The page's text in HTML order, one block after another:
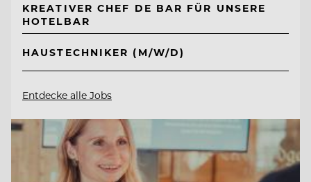
KREATIVER CHEF DE BAR FÜR UNSERE
HOTELBAR
HAUSTECHNIKER (M/W/D)
Entdecke alle Jobs